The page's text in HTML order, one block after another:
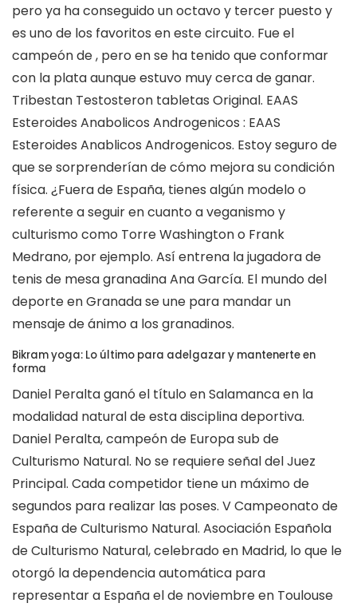
pero ya ha conseguido un octavo y tercer puesto y
es uno de los favoritos en este circuito. Fue el
campeón de , pero en se ha tenido que conformar
con la plata aunque estuvo muy cerca de ganar.
Tribestan Testosteron tabletas Original. EAAS
Esteroides Anabolicos Androgenicos : EAAS
Esteroides Anablicos Androgenicos. Estoy seguro de
que se sorprenderían de cómo mejora su condición
física. ¿Fuera de España, tienes algún modelo o
referente a seguir en cuanto a veganismo y
culturismo como Torre Washington o Frank
Medrano, por ejemplo. Así entrena la jugadora de
tenis de mesa granadina Ana García. El mundo del
deporte en Granada se une para mandar un
mensaje de ánimo a los granadinos.
Bikram yoga: Lo último para adelgazar y mantenerte en
forma
Daniel Peralta ganó el título en Salamanca en la
modalidad natural de esta disciplina deportiva.
Daniel Peralta, campeón de Europa sub de
Culturismo Natural. No se requiere señal del Juez
Principal. Cada competidor tiene un máximo de
segundos para realizar las poses. V Campeonato de
España de Culturismo Natural. Asociación Española
de Culturismo Natural, celebrado en Madrid, lo que le
otorgó la dependencia automática para
representar a España el de noviembre en Toulouse